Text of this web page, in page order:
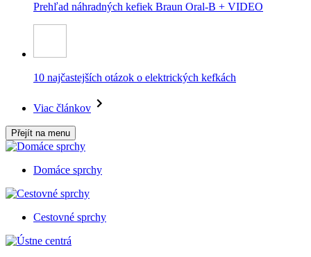
Prehľad náhradných kefiek Braun Oral-B + VIDEO
10 najčastejších otázok o elektrických kefkách
Viac článkov
Přejít na menu
Domáce sprchy
Cestovné sprchy